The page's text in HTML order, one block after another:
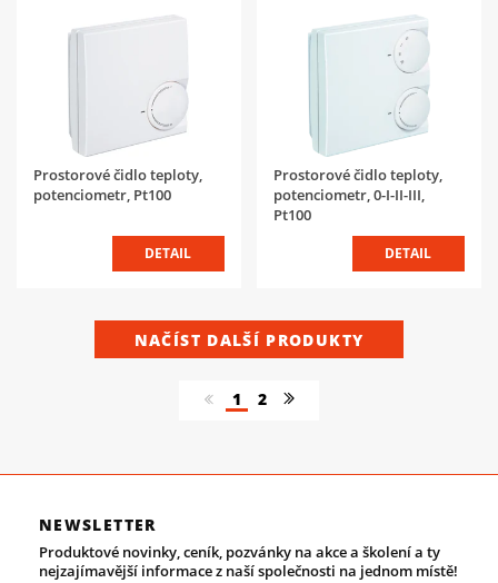
Prostorové čidlo teploty,
potenciometr, Pt100
DETAIL
Prostorové čidlo teploty,
potenciometr, 0-I-II-III,
Pt100
DETAIL
NAČÍST DALŠÍ PRODUKTY
1 2
NEWSLETTER
Produktové novinky, ceník, pozvánky na akce a školení a ty
nejzajímavější informace z naší společnosti na jednom místě!